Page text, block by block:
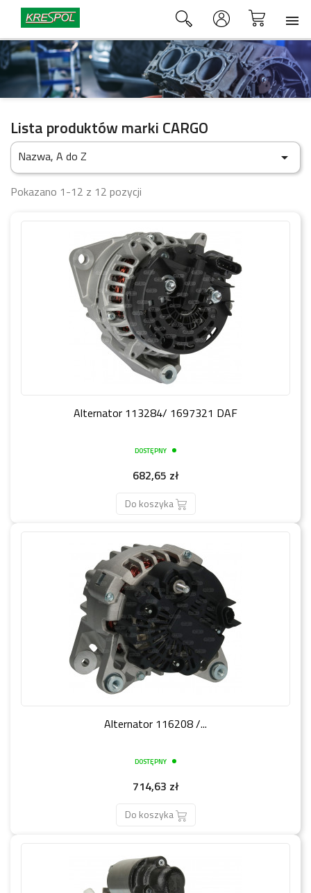

Lista produktów marki CARGO
Nazwa, A do Z 
Pokazano 1-12 z 12 pozycji
Alternator 113284/ 1697321 DAF
DOSTĘPNY
Cena
682,65 zł
Do koszyka
Alternator 116208 /...
DOSTĘPNY
Cena
714,63 zł
Do koszyka